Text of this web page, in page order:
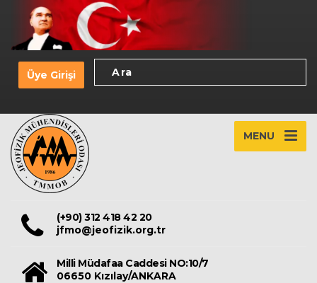
Üye Girişi
MENU
(+90) 312 418 42 20
jfmo@jeofizik.org.tr
Milli Müdafaa Caddesi NO:10/7
06650 Kızılay/ANKARA